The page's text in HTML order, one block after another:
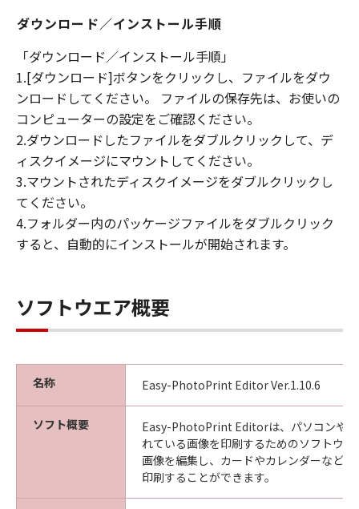
ダウンロード／インストール手順
「ダウンロード／インストール手順」
1.[ダウンロード]ボタンをクリックし、ファイルをダウ
ンロードしてください。 ファイルの保存先は、お使いの
コンピューターの設定をご確認ください。
2.ダウンロードしたファイルをダブルクリックして、デ
ィスクイメージにマウントしてください。
3.マウントされたディスクイメージをダブルクリックし
てください。
4.フォルダー内のパッケージファイルをダブルクリック
すると、自動的にインストールが開始されます。
ソフトウエア概要
名称 Easy-PhotoPrint Editor Ver.1.10.6
ソフト概要
Easy-PhotoPrint Editorは、パソコンや
れている画像を印刷するためのソフトウエ
画像を編集し、カードやカレンダーなど
印刷することができます。